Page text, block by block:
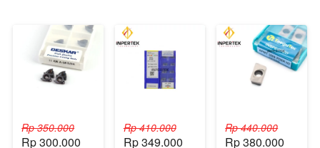
Rp 350.000
Rp 300.000
Rp 410.000
Rp 349.000
Rp 440.000
Rp 380.000